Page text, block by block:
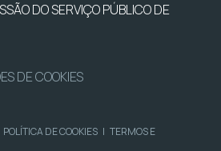
DO SERVIÇO PÚBLICO DE
DE COOKIES
POLÍTICA DE COOKIES | TERMOS E